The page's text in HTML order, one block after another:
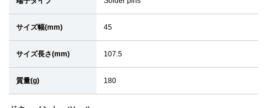
サイズ幅(mm) 45
サイズ長さ(mm) 107.5
質量(g) 180